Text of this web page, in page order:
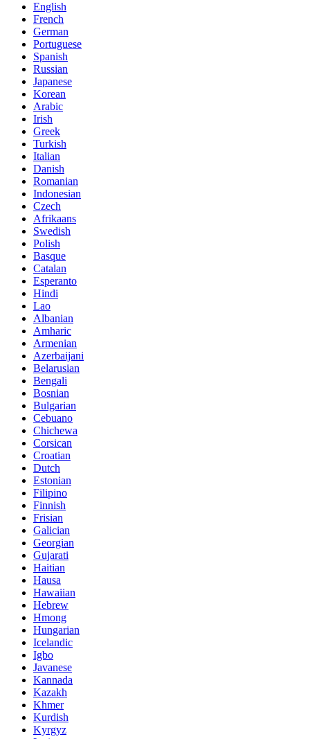
English
French
German
Portuguese
Spanish
Russian
Japanese
Korean
Arabic
Irish
Greek
Turkish
Italian
Danish
Romanian
Indonesian
Czech
Afrikaans
Swedish
Polish
Basque
Catalan
Esperanto
Hindi
Lao
Albanian
Amharic
Armenian
Azerbaijani
Belarusian
Bengali
Bosnian
Bulgarian
Cebuano
Chichewa
Corsican
Croatian
Dutch
Estonian
Filipino
Finnish
Frisian
Galician
Georgian
Gujarati
Haitian
Hausa
Hawaiian
Hebrew
Hmong
Hungarian
Icelandic
Igbo
Javanese
Kannada
Kazakh
Khmer
Kurdish
Kyrgyz